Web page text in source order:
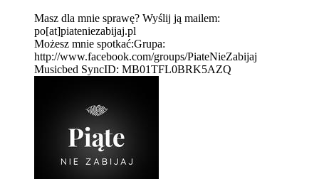
Masz dla mnie sprawę? Wyślij ją mailem:
po[at]piateniezabijaj.pl
Możesz mnie spotkać:Grupa:
http://www.facebook.com/groups/PiateNieZabijaj
Musicbed SyncID: MB01TFL0BRK5AZQ